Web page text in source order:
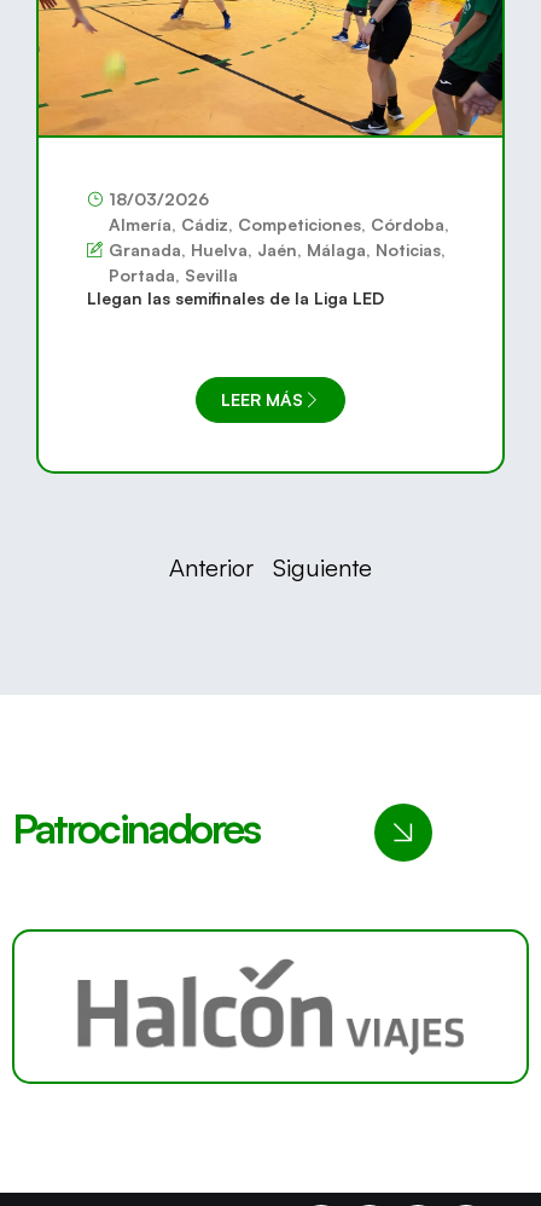
18/03/2026
Almería, Cádiz, Competiciones, Córdoba,
Granada, Huelva, Jaén, Málaga, Noticias,
Portada, Sevilla
Llegan las semifinales de la Liga LED
LEER MÁS
Anterior Siguiente
Patrocinadores